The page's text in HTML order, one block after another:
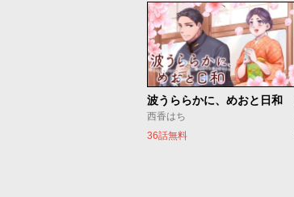
波うららかに、めおと日和
西香はち
36話無料